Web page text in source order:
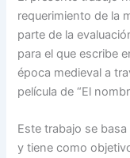
requerimiento de la
parte de la
para el que escribe
época medieval a
película de “El
Este trabajo se
y tiene como